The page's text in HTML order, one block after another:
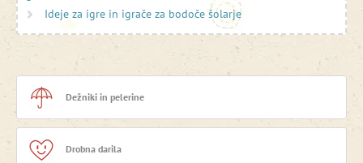
Ideje za igre in igrače za bodoče šolarje
Dežniki in pelerine
Drobna darila